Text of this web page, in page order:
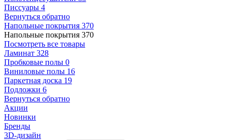
Писсуары 4
Вернуться обратно
Напольные покрытия 370
Напольные покрытия 370
Посмотреть все товары
Ламинат 328
Пробковые полы 0
Виниловые полы 16
Паркетная доска 19
Подложки 6
Вернуться обратно
Акции
Новинки
Бренды
3D-дизайн